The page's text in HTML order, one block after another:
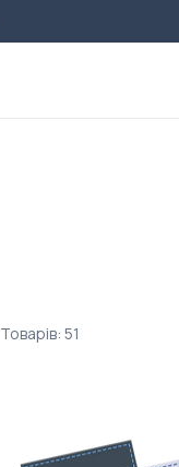
Товарів: 51